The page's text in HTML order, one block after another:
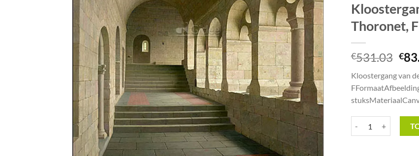
Thoronet,
€531.03 €
Kloostergang van